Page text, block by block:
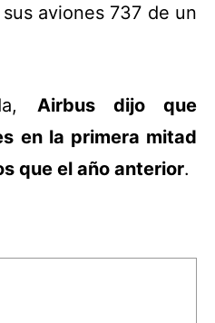
aviones 737 de un
Airbus dijo que
en la primera mitad
que el año anterior.